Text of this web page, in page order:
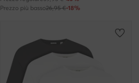
Prezzo più basso26,95 €-18%